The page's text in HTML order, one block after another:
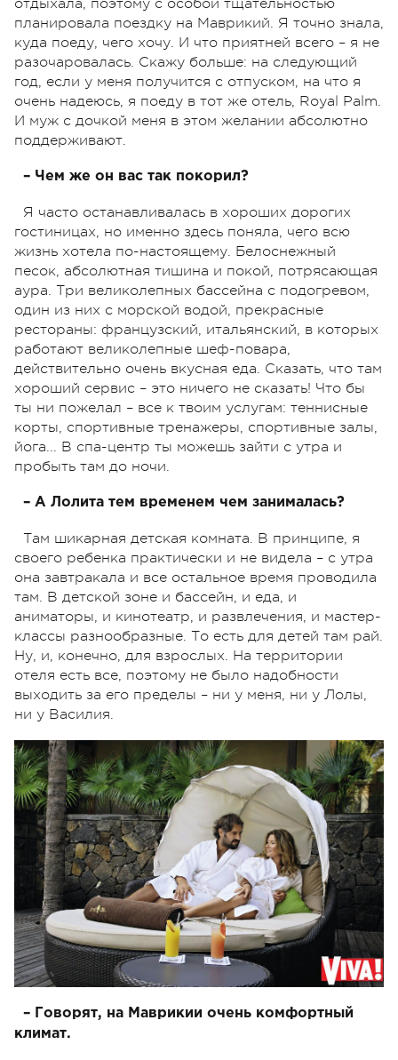
отдыхала, поэтому с особой тщательностью
планировала поездку на Маврикий. Я точно знала,
куда поеду, чего хочу. И что приятней всего – я не
разочаровалась. Скажу больше: на следующий
год, если у меня получится с отпуском, на что я
очень надеюсь, я поеду в тот же отель, Royal Palm.
И муж с дочкой меня в этом желании абсолютно
поддерживают.
– Чем же он вас так покорил?
Я часто останавливалась в хороших дорогих
гостиницах, но именно здесь поняла, чего всю
жизнь хотела по-настоящему. Белоснежный
песок, абсолютная тишина и покой, потрясающая
аура. Три великолепных бассейна с подогревом,
один из них с морской водой, прекрасные
рестораны: французский, итальянский, в которых
работают великолепные шеф-повара,
действительно очень вкусная еда. Сказать, что там
хороший сервис – это ничего не сказать! Что бы
ты ни пожелал – все к твоим услугам: теннисные
корты, спортивные тренажеры, спортивные залы,
йога... В спа-центр ты можешь зайти с утра и
пробыть там до ночи.
– А Лолита тем временем чем занималась?
Там шикарная детская комната. В принципе, я
своего ребенка практически и не видела – с утра
она завтракала и все остальное время проводила
там. В детской зоне и бассейн, и еда, и
аниматоры, и кинотеатр, и развлечения, и мастер-
классы разнообразные. То есть для детей там рай.
Ну, и, конечно, для взрослых. На территории
отеля есть все, поэтому не было надобности
выходить за его пределы – ни у меня, ни у Лолы,
ни у Василия.
– Говорят, на Маврикии очень комфортный
климат.